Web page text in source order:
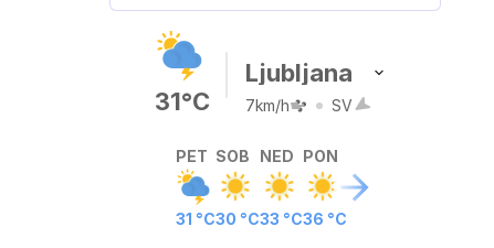
31°C
Ljubljana
7km/h SV
PET
31 °C
SOB
30 °C
NED
33 °C
PON
36 °C